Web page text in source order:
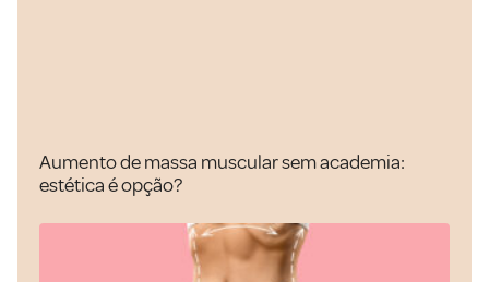
Aumento de massa muscular sem academia:
estética é opção?